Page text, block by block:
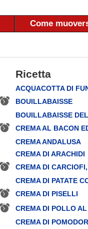
Come
Ricetta
ACQUACOTTA DI
BOUILLABAISSE
BOUILLABAISSE
CREMA AL BACON
CREMA ANDALUSA
CREMA DI ARACHIDI
CREMA DI
CREMA DI PATATE
CREMA DI PISELLI
CREMA DI POLLO AL
CREMA DI